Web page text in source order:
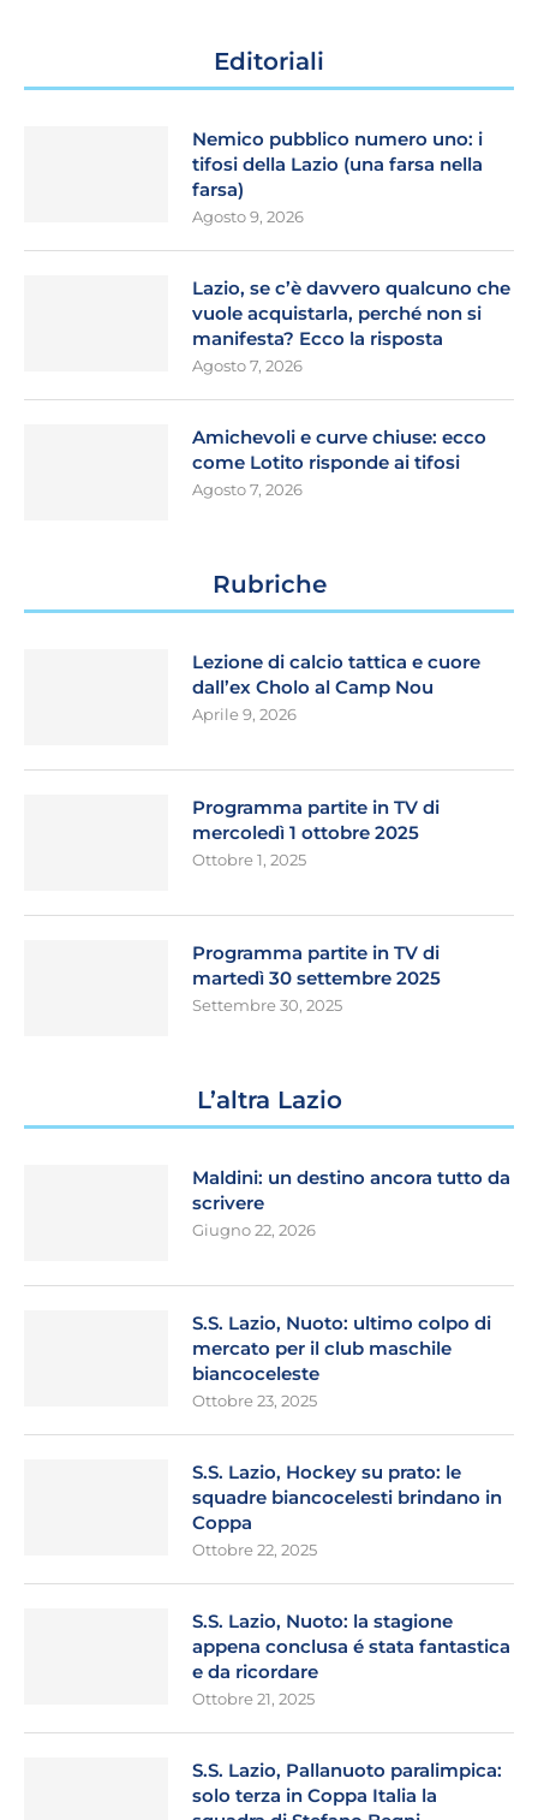
Editoriali
Nemico pubblico numero uno: i
tifosi della Lazio (una farsa nella
farsa)
Agosto 9, 2026
Lazio, se c’è davvero qualcuno che
vuole acquistarla, perché non si
manifesta? Ecco la risposta
Agosto 7, 2026
Amichevoli e curve chiuse: ecco
come Lotito risponde ai tifosi
Agosto 7, 2026
Rubriche
Lezione di calcio tattica e cuore
dall’ex Cholo al Camp Nou
Aprile 9, 2026
Programma partite in TV di
mercoledì 1 ottobre 2025
Ottobre 1, 2025
Programma partite in TV di
martedì 30 settembre 2025
Settembre 30, 2025
L’altra Lazio
Maldini: un destino ancora tutto da
scrivere
Giugno 22, 2026
S.S. Lazio, Nuoto: ultimo colpo di
mercato per il club maschile
biancoceleste
Ottobre 23, 2025
S.S. Lazio, Hockey su prato: le
squadre biancocelesti brindano in
Coppa
Ottobre 22, 2025
S.S. Lazio, Nuoto: la stagione
appena conclusa é stata fantastica
e da ricordare
Ottobre 21, 2025
S.S. Lazio, Pallanuoto paralimpica:
solo terza in Coppa Italia la